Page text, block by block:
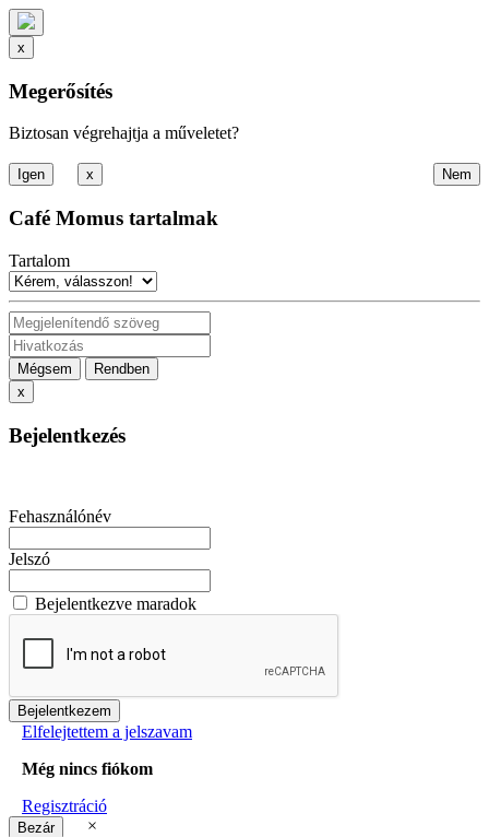
x
Megerősítés
Biztosan végrehajtja a műveletet?
x
Café Momus tartalmak
Tartalom
Mégsem
Rendben
x
Bejelentkezés
Fehasználónév
Jelszó
Bejelentkezve maradok
Elfelejtettem a jelszavam
Még nincs fiókom
Regisztráció
×